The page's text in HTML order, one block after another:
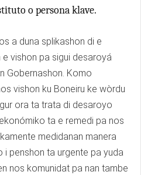
o persona klave.
a duna splikashon di e
vishon pa sigui desaroyá
Gobernashon. Komo
vishon ku Boneiru ke wòrdu
ora ta trata di desaroyo
ta e remedi pa nos
medidanan manera
i penshon ta urgente pa yuda
nos komunidat pa nan tambe